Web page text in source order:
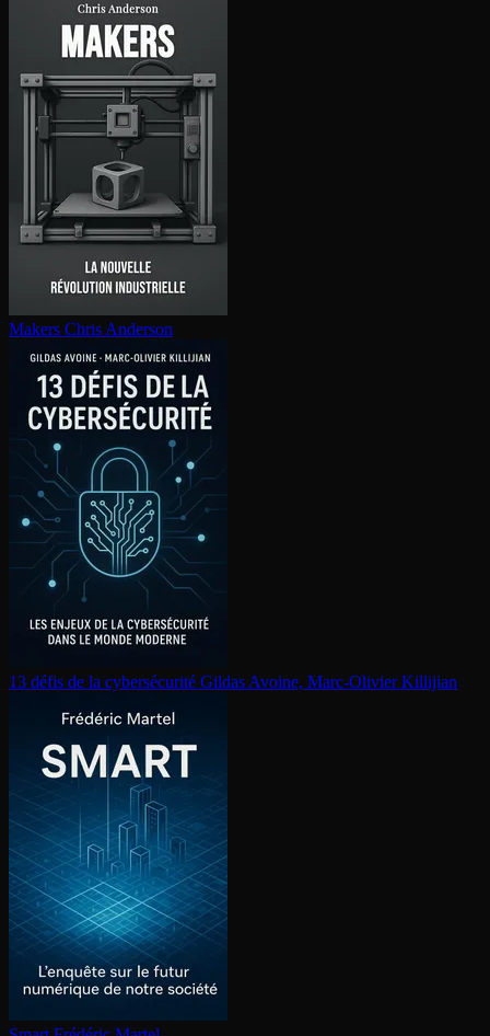
Makers Chris Anderson
13 défis de la cy­ber­sé­cu­ri­té Gildas Avoine, Marc-Olivier Killijian